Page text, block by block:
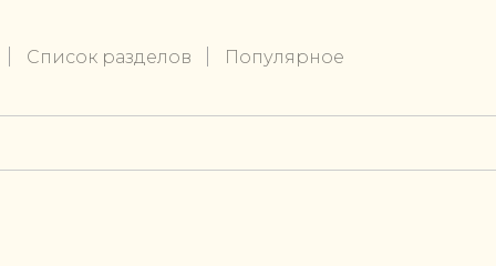
Список разделов Популярное